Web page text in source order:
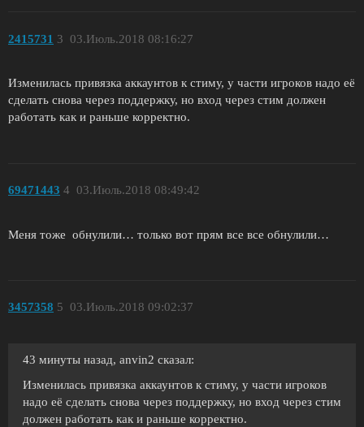
2415731 03.Июль.2018 08:16:27
3
Изменилась привязка аккаунтов к стиму, у части игроков надо её
сделать снова через поддержку, но вход через стим должен
работать как и раньше корректно.
69471443 03.Июль.2018 08:49:42
4
Меня тоже обнулили… только вот прям все все обнулили…
3457358 03.Июль.2018 09:02:37
5
43 минуты назад, anvin2 сказал:
Изменилась привязка аккаунтов к стиму, у части игроков
надо её сделать снова через поддержку, но вход через стим
должен работать как и раньше корректно.